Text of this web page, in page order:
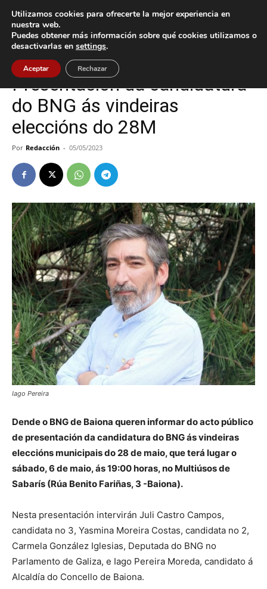
Inicio Baiona
Baiona Política
Presentación da candidatura
do BNG ás vindeiras
eleccións do 28M
Por Redacción - 05/05/2023
Iago Pereira
Dende o BNG de Baiona queren informar do acto público
de presentación da candidatura do BNG ás vindeiras
eleccións municipais do 28 de maio, que terá lugar o
sábado, 6 de maio, ás 19:00 horas, no Multiúsos de
Sabarís (Rúa Benito Fariñas, 3 -Baiona).
Nesta presentación intervirán Juli Castro Campos,
candidata no 3, Yasmina Moreira Costas, candidata no 2,
Carmela González Iglesias, Deputada do BNG no
Parlamento de Galiza, e Iago Pereira Moreda, candidato á
Alcaldía do Concello de Baiona.
Utilizamos cookies para ofrecerte la mejor experiencia en
nuestra web.
Puedes obtener más información sobre qué cookies utilizamos o
desactivarlas en settings.
Aceptar Rechazar